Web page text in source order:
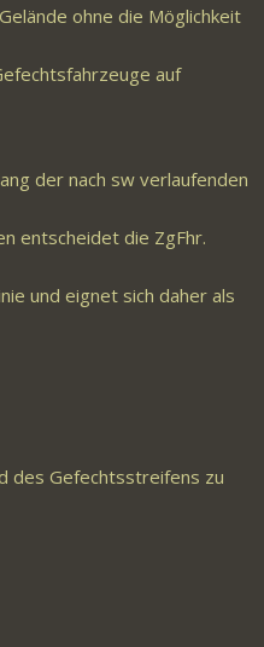
ohne die Möglichkeit
auf
der nach sw verlaufenden
entscheidet die ZgFhr.
und eignet sich daher als
des Gefechtsstreifens zu